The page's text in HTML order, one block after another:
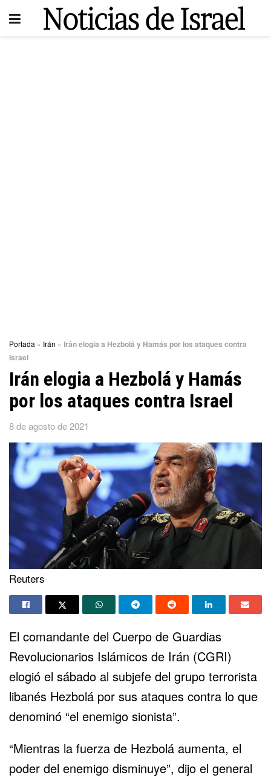
Portada » Irán » Irán elogia a Hezbolá y Hamás por los ataques contra
Israel
Irán elogia a Hezbolá y Hamás
por los ataques contra Israel
8 de agosto de 2021
Reuters
El comandante del Cuerpo de Guardias
Revolucionarios Islámicos de Irán (CGRI)
elogió el sábado al subjefe del grupo terrorista
libanés Hezbolá por sus ataques contra lo que
denominó “el enemigo sionista”.
“Mientras la fuerza de Hezbolá aumenta, el
poder del enemigo disminuye”, dijo el general